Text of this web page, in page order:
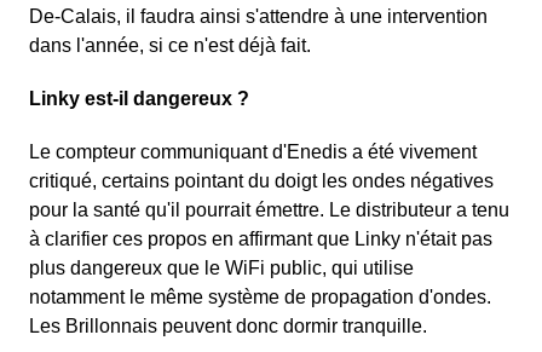
De-Calais, il faudra ainsi s'attendre à une intervention
dans l'année, si ce n'est déjà fait.
Linky est-il dangereux ?
Le compteur communiquant d'Enedis a été vivement
critiqué, certains pointant du doigt les ondes négatives
pour la santé qu'il pourrait émettre. Le distributeur a tenu
à clarifier ces propos en affirmant que Linky n'était pas
plus dangereux que le WiFi public, qui utilise
notamment le même système de propagation d'ondes.
Les Brillonnais peuvent donc dormir tranquille.